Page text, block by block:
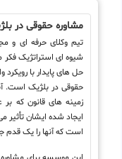
مشاوره حقوقی در
تیم وکلای حرفه ای و
شیوه ای استراتژیک فکر
حل های پایدار با رویکرد
حقوقی در بلژیک است.
زمینه های قانون که
ایجاد شده ایشان تأثیر
است که آنها را یک قدم